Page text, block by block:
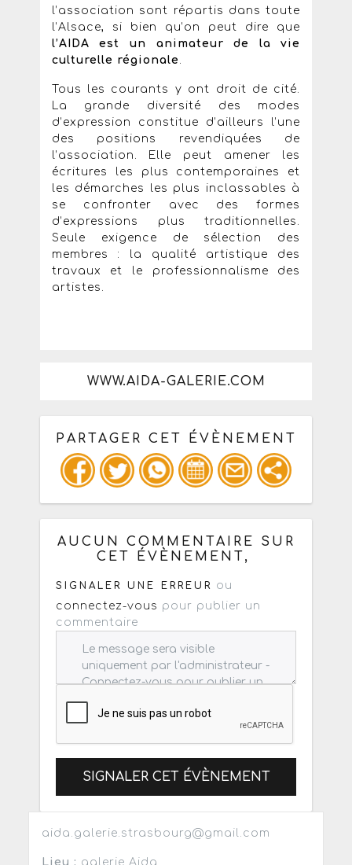
l’association sont répartis dans toute
l’Alsace, si bien qu’on peut dire que
l’AIDA est un animateur de la vie
culturelle régionale
Tous les courants y ont droit de cité.
La grande diversité des modes
d’expression constitue d’ailleurs l’une
des positions revendiquées de
l’association. Elle peut amener les
écritures les plus contemporaines et
les démarches les plus inclassables à
se confronter avec des formes
d’expressions plus traditionnelles.
Seule exigence de sélection des
membres : la qualité artistique des
travaux et le professionnalisme des
artistes.
WWW.AIDA-GALERIE.COM
PARTAGER CET ÉVÈNEMENT
Copiez les infos ci-dessous pour un
: mail / forum / réseau social
AUCUN COMMENTAIRE SUR
CET ÉVÈNEMENT,
SIGNALER UNE ERREUR
ou
connectez-vous pour publier un
commentaire
SIGNALER CET ÉVÈNEMENT
aida.galerie.strasbourg@gmail.com
Lieu : galerie Aida